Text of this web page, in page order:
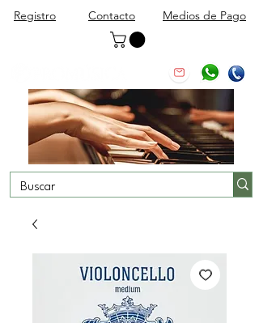
Registro Contacto Medios de Pago